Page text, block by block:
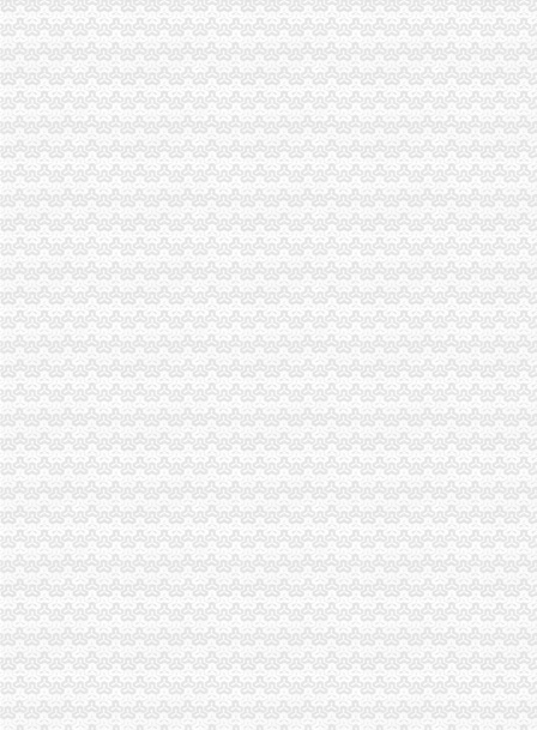
市局局长、重庆公司注销组书记波对商标工作提出四点要求
璧山局丁家所“四落实”重庆代办公司助推微型企业发展
九龙坡区消委会推出五项服务承诺开展创优争先活动
巫溪局“两助推、两规范、两服务”重庆税务注销确保届重庆竹筏节成功举办
双桥局“三化”重庆公司注销深入开展一次塑料餐盒专项整工作
全市重庆公司注销工商系统召开节能工作培训会议
台湾新普科技正式落户重庆西永综合保税区
云局重庆代办公司大力推行321模式全面提升行政执法水平
九龙坡局化外部协调构建高效顺畅的重庆税务注销执法办案软环境
巴南区人民副区长江湧对分局重庆分公司注销《工商专报》作出重要批示
高新区召开次微型企业“创业审核会”重庆代办公司
酉县委常委副县长谭志龙对发展微型企业提出三点要求
双桥局重庆代办公司成功举办青年人才论坛
万州局实施重要会议前“唱红歌”重庆代办公司制度
垫江局重庆公司注销积落实返乡农民工就业成效明显
巫溪局“一学二借三创新”重庆营业执照注销扎实开展“一讲二评三公示”
彭水县陈航县长对微型企业发展提出四点要求
涪陵局注重做好“三个结合”重庆代办公司大力开展工商文化建设
波局重庆营业执照注销长听取微企工作专题汇报并提出八点工作要求
宣教处支部在“创先争优”重庆公司注销活动中掀起全员节能热潮
沙坪坝局严格执行“五项措施”重庆公司注销努力实现低碳办公
巫溪局重庆分公司注销三举措提高信息处理能力
潼南局采取“五项措施”重庆公司注销化农村食品市场监管
云局“三比三看”重庆公司注销开展创优争先活动
市局化广告“三”重庆分公司注销审查提升城市品味形象
巫溪县县长张明生对巫溪局重庆分公司注销专报信息作出批示
渝北局重庆分公司注销三条措施启动微型企业发展试点工作
璧山县将投入10亿元发展1500户微型企业
渝中局把好“四关”重庆税务注销确保月饼市场安全